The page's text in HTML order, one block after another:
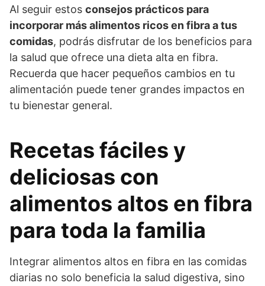
Al seguir estos consejos prácticos para
incorporar más alimentos ricos en fibra a tus
comidas, podrás disfrutar de los beneficios para
la salud que ofrece una dieta alta en fibra.
Recuerda que hacer pequeños cambios en tu
alimentación puede tener grandes impactos en
tu bienestar general.
Recetas fáciles y
deliciosas con
alimentos altos en fibra
para toda la familia
Integrar alimentos altos en fibra en las comidas
diarias no solo beneficia la salud digestiva, sino